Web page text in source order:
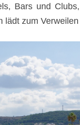
Bars und
lädt zum